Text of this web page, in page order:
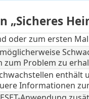
„Sicheres
oder zum ersten
Problem zu
Informationen